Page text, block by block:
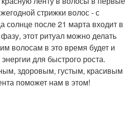
стрижки волос - с
солнце после 21 марта входит в
этот ритуал можно делать
волосам в это время будет и
для быстрого роста.
здоровым, густым, красивым
поможет нам в этом!